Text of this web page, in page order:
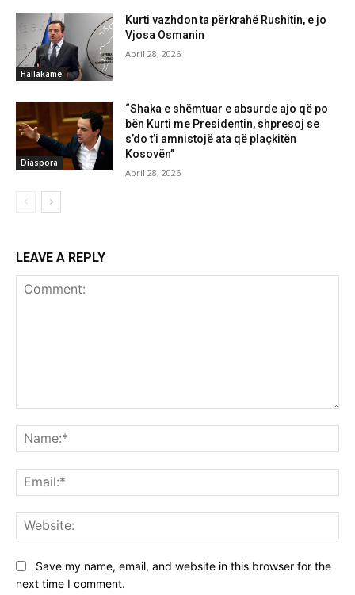
Hallakamë
Kurti vazhdon ta përkrahë Rushitin, e jo
Vjosa Osmanin
April 28, 2026
Diaspora
“Shaka e shëmtuar e absurde ajo që po
bën Kurti me Presidentin, shpresoj se
s’do t’i amnistojë ata që plaçkitën
Kosovën”
April 28, 2026
LEAVE A REPLY
Save my name, email, and website in this browser for the
next time I comment.